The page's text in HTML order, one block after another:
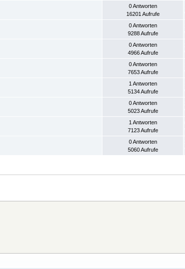
0 Antworten
16201 Aufrufe
0 Antworten
9288 Aufrufe
0 Antworten
4966 Aufrufe
0 Antworten
7653 Aufrufe
1 Antworten
5134 Aufrufe
0 Antworten
5023 Aufrufe
1 Antworten
7123 Aufrufe
0 Antworten
5060 Aufrufe